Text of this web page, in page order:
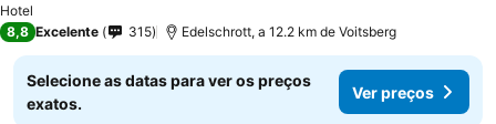
Hotel
8,8 Excelente 315 Edelschrott, a 12.2 km de Voitsberg
Selecione as datas para ver os preços
exatos.
Ver preços